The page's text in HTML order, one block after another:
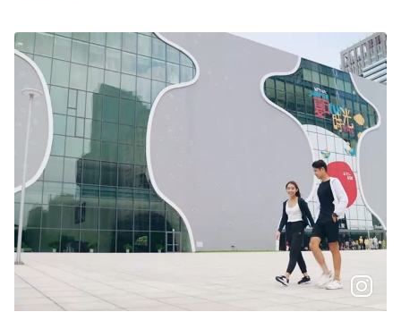
来看看西屯区还有哪些好玩的地方吧​ _____________​ #
安心旅游首选台中​ # 勤洗手 #戴口罩